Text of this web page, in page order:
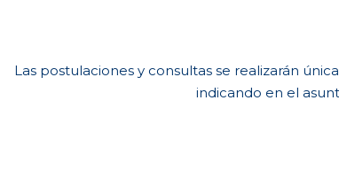
Las postulaciones y consultas se realizarán
indicando en el